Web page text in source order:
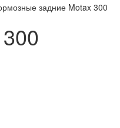
задние Motax 300